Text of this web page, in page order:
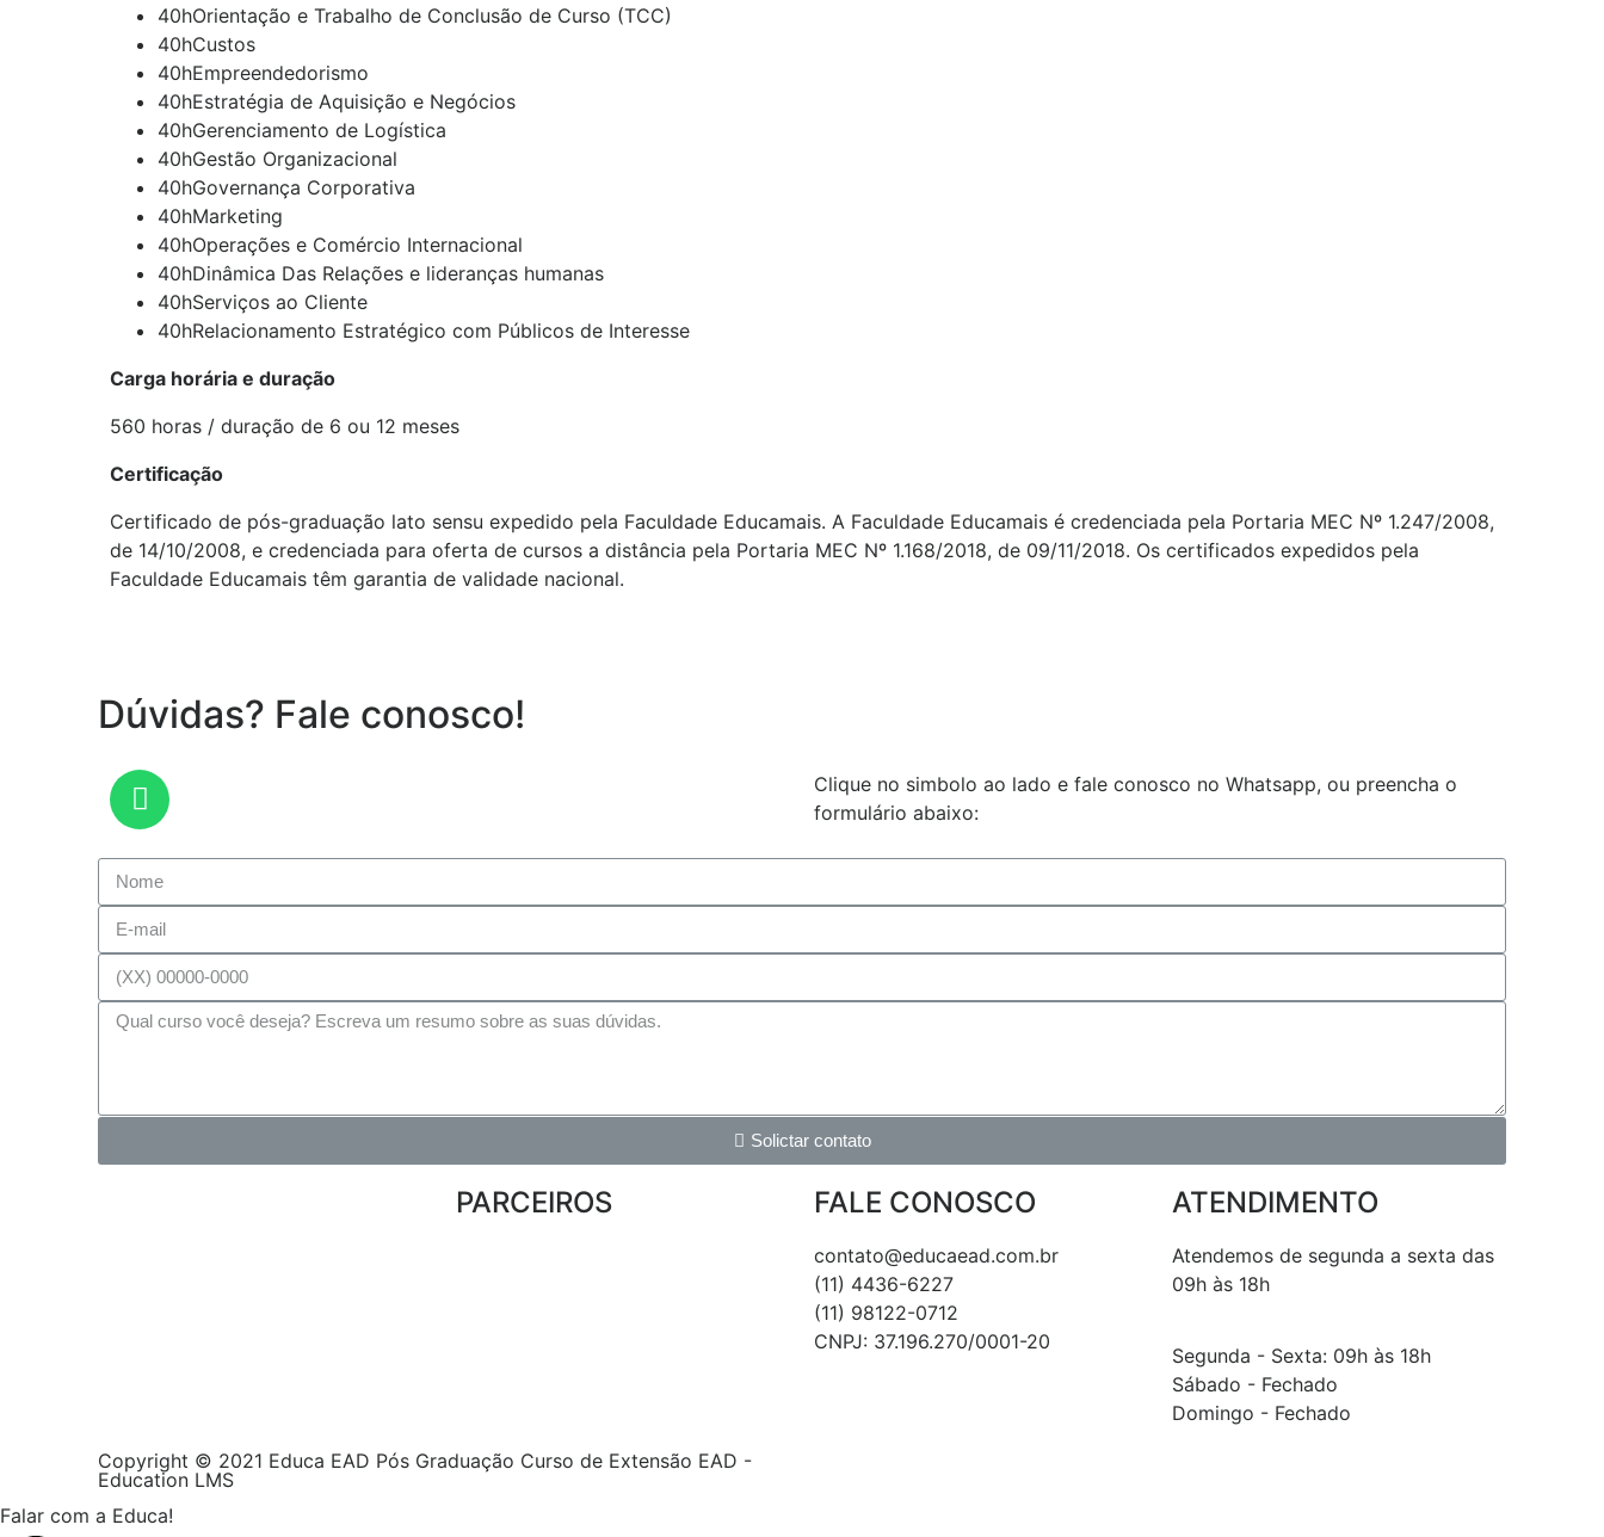
40hOrientação e Trabalho de Conclusão de Curso (TCC)
40hCustos
40hEmpreendedorismo
40hEstratégia de Aquisição e Negócios
40hGerenciamento de Logística
40hGestão Organizacional
40hGovernança Corporativa
40hMarketing
40hOperações e Comércio Internacional
40hDinâmica Das Relações e lideranças humanas
40hServiços ao Cliente
40hRelacionamento Estratégico com Públicos de Interesse
Carga horária e duração
560 horas / duração de 6 ou 12 meses
Certificação
Certificado de pós-graduação lato sensu expedido pela Faculdade Educamais. A Faculdade Educamais é credenciada pela Portaria MEC Nº 1.247/2008,
de 14/10/2008, e credenciada para oferta de cursos a distância pela Portaria MEC Nº 1.168/2018, de 09/11/2018. Os certificados expedidos pela
Faculdade Educamais têm garantia de validade nacional.
Dúvidas? Fale conosco!
Clique no simbolo ao lado e fale conosco no Whatsapp, ou preencha o
formulário abaixo:
Solictar contato
PARCEIROS FALE CONOSCO
contato@educaead.com.br
(11) 4436-6227
(11) ‎98122-0712
CNPJ: 37.196.270/0001-20
ATENDIMENTO
Atendemos de segunda a sexta das
09h às 18h
Segunda - Sexta: 09h às 18h
Sábado - Fechado
Domingo - Fechado
Copyright © 2021 Educa EAD Pós Graduação Curso de Extensão EAD -
Education LMS
Falar com a Educa!